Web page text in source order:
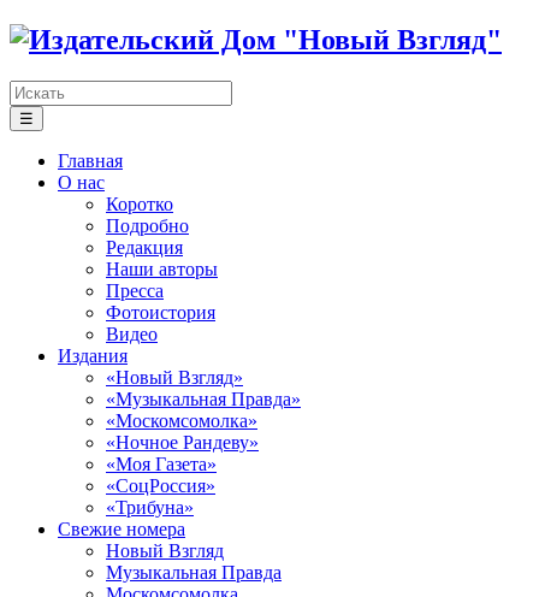
☰
Главная
О нас
Коротко
Подробно
Редакция
Наши авторы
Пресса
Фотоистория
Видео
Издания
«Новый Взгляд»
«Музыкальная Правда»
«Москомсомолка»
«Ночное Рандеву»
«Моя Газета»
«СоцРоссия»
«Трибуна»
Свежие номера
Новый Взгляд
Музыкальная Правда